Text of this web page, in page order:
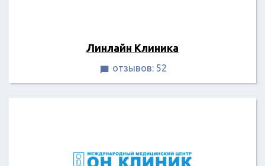
Линлайн Клиника
 отзывов: 52